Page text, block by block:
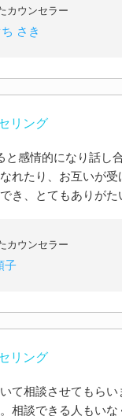
カウンセラー
さき
リング
と感情的になり話し
れたり、お互いが
き、とてもありが
カウンセラー
子
リング
て相談させてもら
相談できる人もい